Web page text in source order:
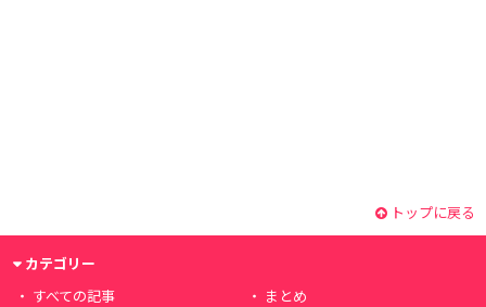
トップに戻る
カテゴリー
すべての記事
まとめ